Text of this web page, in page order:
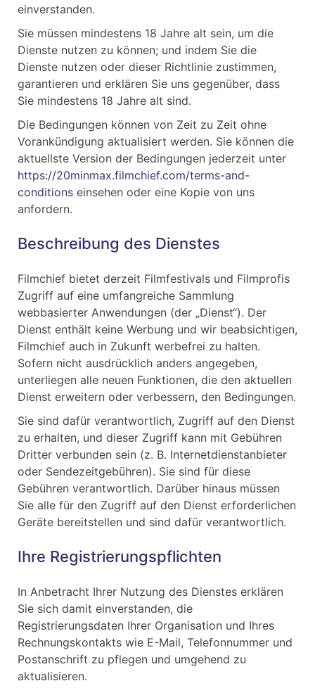
einverstanden.
Sie müssen mindestens 18 Jahre alt sein, um die
Dienste nutzen zu können; und indem Sie die
Dienste nutzen oder dieser Richtlinie zustimmen,
garantieren und erklären Sie uns gegenüber, dass
Sie mindestens 18 Jahre alt sind.
Die Bedingungen können von Zeit zu Zeit ohne
Vorankündigung aktualisiert werden. Sie können die
aktuellste Version der Bedingungen jederzeit unter
https://20minmax.filmchief.com/terms-and-
conditions einsehen oder eine Kopie von uns
anfordern.
Beschreibung des Dienstes
Filmchief bietet derzeit Filmfestivals und Filmprofis
Zugriff auf eine umfangreiche Sammlung
webbasierter Anwendungen (der „Dienst“). Der
Dienst enthält keine Werbung und wir beabsichtigen,
Filmchief auch in Zukunft werbefrei zu halten.
Sofern nicht ausdrücklich anders angegeben,
unterliegen alle neuen Funktionen, die den aktuellen
Dienst erweitern oder verbessern, den Bedingungen.
Sie sind dafür verantwortlich, Zugriff auf den Dienst
zu erhalten, und dieser Zugriff kann mit Gebühren
Dritter verbunden sein (z. B. Internetdienstanbieter
oder Sendezeitgebühren). Sie sind für diese
Gebühren verantwortlich. Darüber hinaus müssen
Sie alle für den Zugriff auf den Dienst erforderlichen
Geräte bereitstellen und sind dafür verantwortlich.
Ihre Registrierungspflichten
In Anbetracht Ihrer Nutzung des Dienstes erklären
Sie sich damit einverstanden, die
Registrierungsdaten Ihrer Organisation und Ihres
Rechnungskontakts wie E-Mail, Telefonnummer und
Postanschrift zu pflegen und umgehend zu
aktualisieren.